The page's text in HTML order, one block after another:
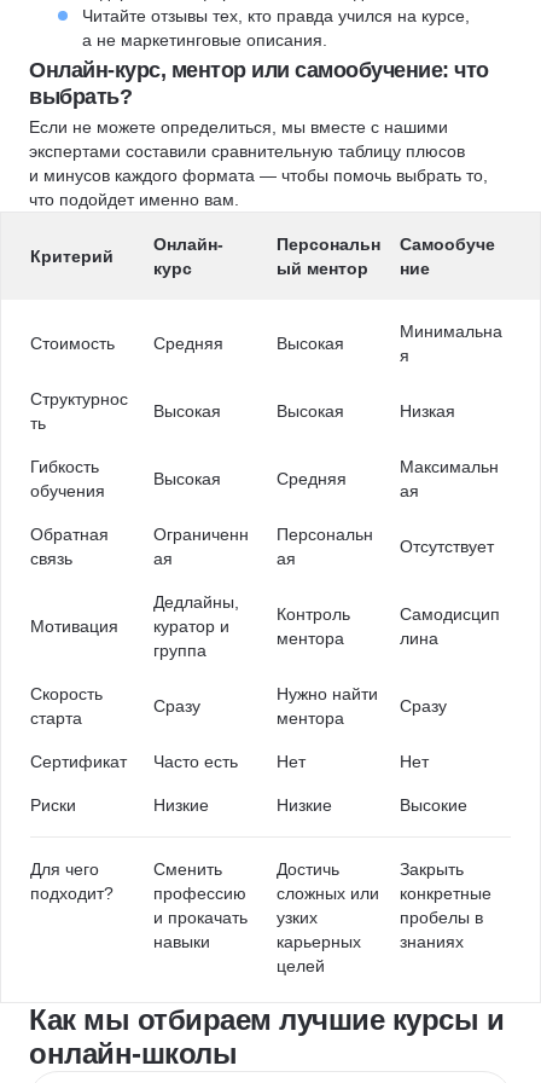
Читайте отзывы тех, кто правда учился на курсе,
а не маркетинговые описания.
Онлайн-курс, ментор или самообучение: что
выбрать?
Если не можете определиться, мы вместе с нашими
экспертами составили сравнительную таблицу плюсов
и минусов каждого формата — чтобы помочь выбрать то,
что подойдет именно вам.
Критерий
Онлайн-
курс
Персональн
ый ментор
Самообуче
ние
Стоимость Средняя Высокая
Минимальна
я
Структурнос
ть
Высокая Высокая Низкая
Гибкость
обучения
Высокая Средняя
Максимальн
ая
Обратная
связь
Ограниченн
ая
Персональн
ая
Отсутствует
Мотивация
Дедлайны,
куратор и
группа
Контроль
ментора
Самодисцип
лина
Скорость
старта
Сразу
Нужно найти
ментора
Сразу
Сертификат Часто есть Нет Нет
Риски Низкие Низкие Высокие
Для чего
подходит?
Сменить
профессию
и прокачать
навыки
Достичь
сложных или
узких
карьерных
целей
Закрыть
конкретные
пробелы в
знаниях
Как мы отбираем лучшие курсы и
онлайн-школы